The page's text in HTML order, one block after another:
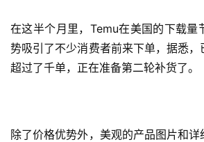
在这半个月里，Temu在美国的下载量
势吸引了不少消费者前来下单，据悉
超过了千单，正在准备第二轮补货了。
除了价格优势外，美观的产品图片和